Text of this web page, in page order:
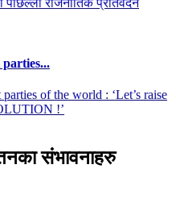
parties...
संभावनाहरु